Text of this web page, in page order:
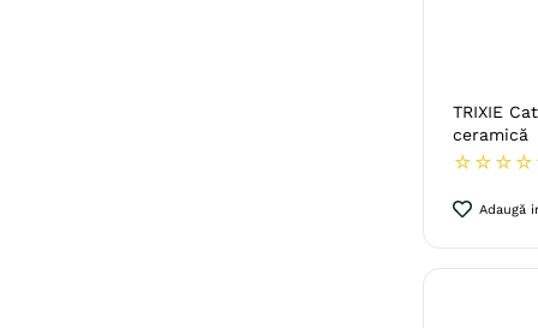
TRIXIE
ceramică
☆ ☆ ☆ ☆
Adaugă